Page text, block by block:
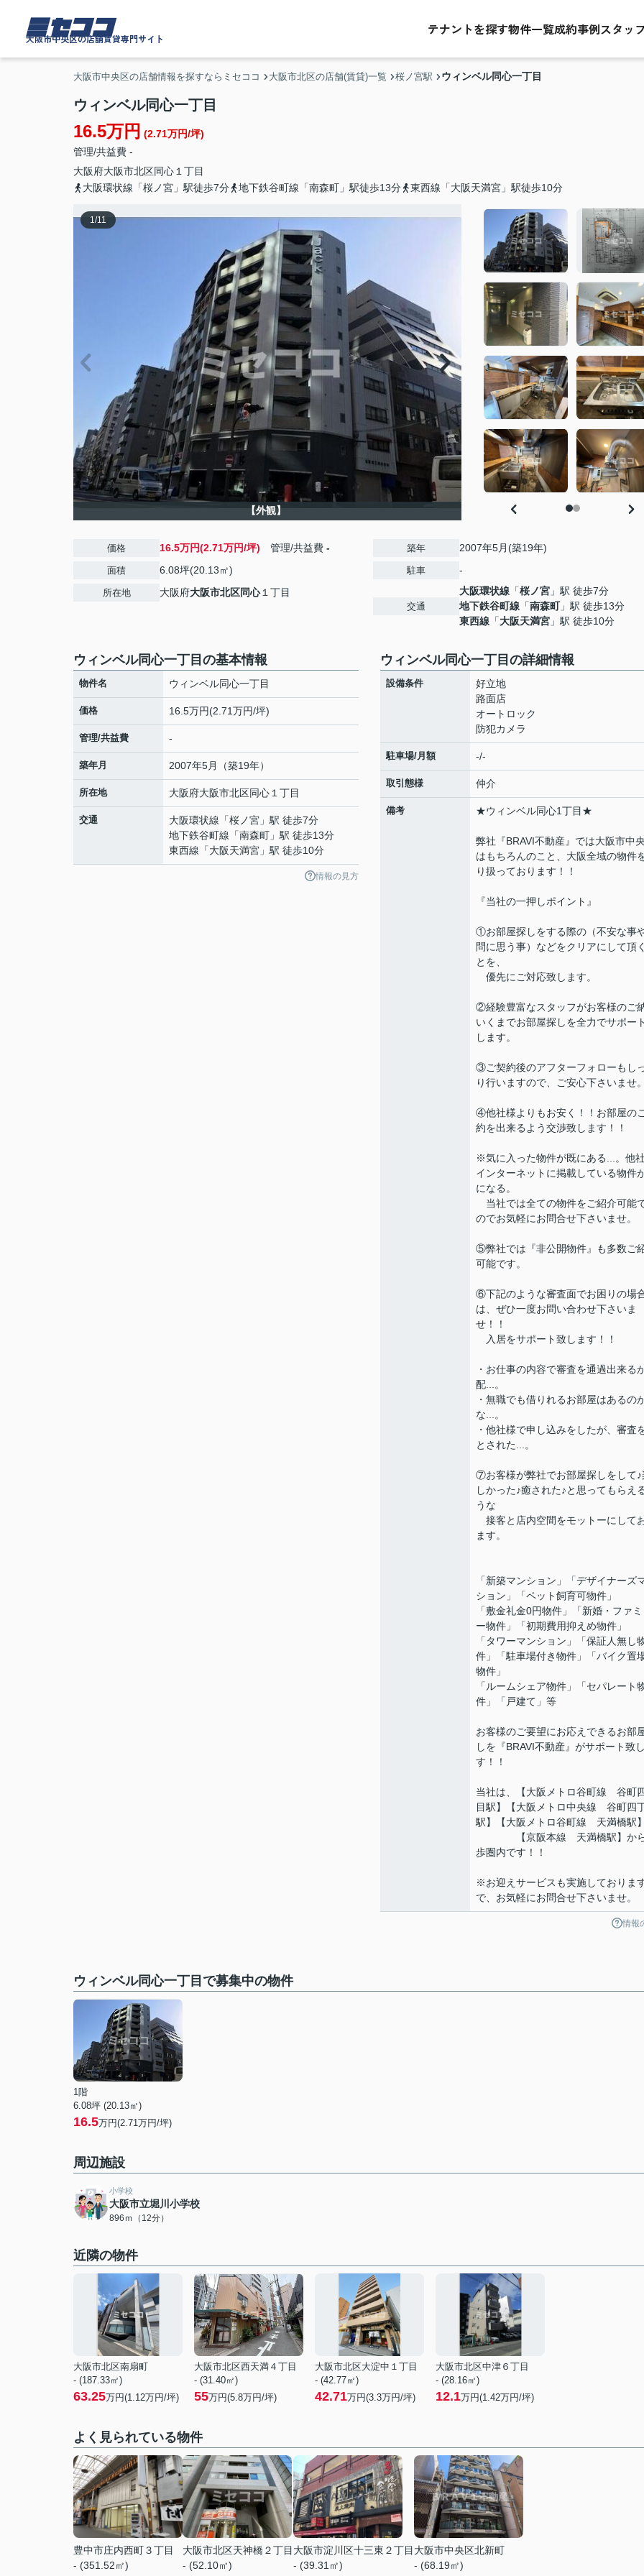
ミセココ
大阪市中央区の店舗賃貸専門サイト
テナントを探す物件一覧成約事例スタッ
大阪市中央区の店舗情報を探すならミセココ 大阪市北区の店舗(賃貸)一覧 桜ノ宮駅 ウィンベル同心一丁目
ウィンベル同心一丁目
16.5万円 (2.71万円/坪)
管理/共益費 -
大阪府大阪市北区同心 １丁目
大阪環状線「桜ノ宮」駅徒歩7分
地下鉄谷町線「南森町」駅徒歩13分 東西線「大阪天満宮」駅徒歩10分
1/11
【外観】
価格 16.5万円(2.71万円/坪) 管理/共益費 -
面積 6.08坪(20.13㎡)
所在地 大阪府大阪市北区同心１丁目
築年 2007年5月(築19年)
駐車 -
交通
大阪環状線 「桜ノ宮 」駅 徒歩7分
地下鉄谷町線 「南森町」駅 徒歩13分
東西線 「大阪天満宮 」駅 徒歩10分
ウィンベル同心一丁目の基本情報
物件名 ウィンベル同心一丁目
価格 16.5万円(2.71万円/坪)
管理/共益費 -
築年月 2007年5月（築19年）
所在地 大阪府大阪市北区同心 １丁目
交通 大阪環状線 「桜ノ宮 」駅 徒歩7分
地下鉄谷町線 「南森町 」駅 徒歩13分
東西線 「大阪天満宮 」駅 徒歩10分
情報の見方
ウィンベル同心一丁目の詳細情報
設備条件
好立地
路面店
オートロック
防犯カメラ
駐車場/月額 -/-
取引態様 仲介
備考 ★ウィンベル同心1丁目★
弊社『BRAVI不動産』では大阪市中
はもちろんのこと、大阪全域の物件
り扱っております！！
『当社の一押しポイント』
①お部屋探しをする際の（不安な事
問に思う事）などをクリアにして頂
とを、
優先にご対応致します。
②経験豊富なスタッフがお客様のご
いくまでお部屋探しを全力でサポー
します。
③ご契約後のアフターフォローもし
り行いますので、ご安心下さいませ。
④他社様よりもお安く！！お部屋の
約を出来るよう交渉致します！！
※気に入った物件が既にある...。他
インターネットに掲載している物件
になる。
当社では全ての物件をご紹介可能
のでお気軽にお問合せ下さいませ。
⑤弊社では『非公開物件』も多数ご
可能です。
⑥下記のような審査面でお困りの場
は、ぜひ一度お問い合わせ下さいま
せ！！
入居をサポート致します！！
・お仕事の内容で審査を通過出来る
配...。
・無職でも借りれるお部屋はあるの
な...。
・他社様で申し込みをしたが、審査
とされた...。
⑦お客様が弊社でお部屋探しをして♪
しかった♪癒された♪と思ってもらえ
うな
接客と店内空間をモットーにして
ます。
「新築マンション」「デザイナーズ
ション」「ペット飼育可物件」
「敷金礼金0円物件」「新婚・ファミ
ー物件」「初期費用抑えめ物件」
「タワーマンション」「保証人無し
件」「駐車場付き物件」「バイク置
物件」
「ルームシェア物件」「セパレート
件」「戸建て」等
お客様のご要望にお応えできるお部
しを『BRAVI不動産』がサポート致
す！！
当社は、【大阪メトロ谷町線 谷町
目駅】【大阪メトロ中央線 谷町四
駅】【大阪メトロ谷町線 天満橋駅】
【京阪本線 天満橋駅】か
歩圏内です！！
※お迎えサービスも実施しておりま
で、お気軽にお問合せ下さいませ。
情報
ウィンベル同心一丁目で募集中の物件
1階
6.08坪 (20.13㎡)
16.5万円(2.71万円/坪)
周辺施設
小学校
大阪市立堀川小学校
896ｍ（12分）
近隣の物件
大阪市北区南扇町
- (187.33㎡)
63.25万円(1.12万円/坪)
大阪市北区西天満４丁目
- (31.40㎡)
55万円(5.8万円/坪)
大阪市北区大淀中１丁目
- (42.77㎡)
42.71万円(3.3万円/坪)
大阪市北区中津６丁目
- (28.16㎡)
12.1万円(1.42万円/坪)
よく見られている物件
豊中市庄内西町３丁目
- (351.52㎡)
大阪市北区天神橋２丁目
- (52.10㎡)
大阪市淀川区十三東２丁目
- (39.31㎡)
大阪市中央区北新町
- (68.19㎡)